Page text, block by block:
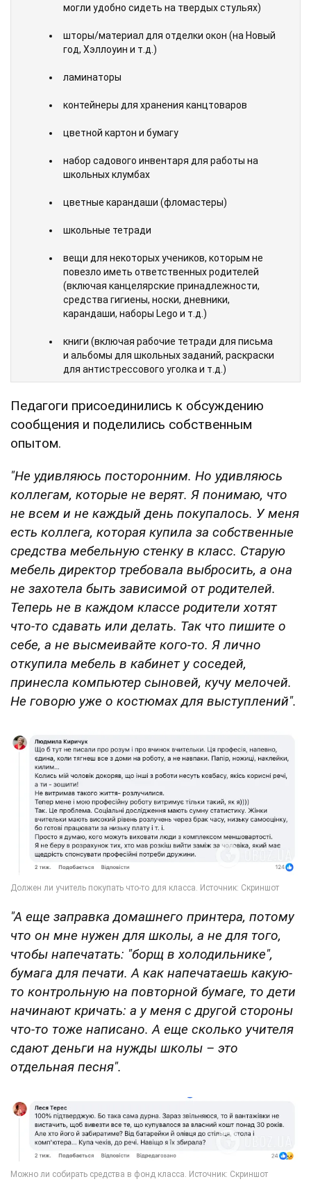
могли удобно сидеть на твердых стульях)
шторы/материал для отделки окон (на Новый
год, Хэллоуин и т.д.)
ламинаторы
контейнеры для хранения канцтоваров
цветной картон и бумагу
набор садового инвентаря для работы на
школьных клумбах
цветные карандаши (фломастеры)
школьные тетради
вещи для некоторых учеников, которым не
повезло иметь ответственных родителей
(включая канцелярские принадлежности,
средства гигиены, носки, дневники,
карандаши, наборы Lego и т.д.)
книги (включая рабочие тетради для письма
и альбомы для школьных заданий, раскраски
для антистрессового уголка и т.д.)
разнообразные призы
сотни страниц распечаток на уроки и на
праздники (поскольку у меня нет доступа к
школьным принтерам)
лампа
печенье, леденцы, кофе, сахар и чай
торты для детей, родители которых об этом
не позаботились, чтобы отпраздновать их
дни рождения
игрушки и игры для развития социальных
резинки для волос
макароны для создания художественного
шедевра
подарки и рождественские украшения
расходы на экскурсии нескольким ученикам
(потому что родители забыли дать деньги
своим детям)
трафареты
фрукты и другие закуски
печать фотографий
клеевой пистолет
бумага для скрапбукинга
декоративные ручки
бусины
воздушные шарики
блестки на танцпол.
Педагоги присоединились к обсуждению
сообщения и поделились собственным
опытом.
"Не удивляюсь посторонним. Но удивляюсь
коллегам, которые не верят. Я понимаю, что
не всем и не каждый день покупалось. У меня
есть коллега, которая купила за собственные
средства мебельную стенку в класс. Старую
мебель директор требовала выбросить, а она
не захотела быть зависимой от родителей.
Теперь не в каждом классе родители хотят
что-то сдавать или делать. Так что пишите о
себе, а не высмеивайте кого-то. Я лично
откупила мебель в кабинет у соседей,
принесла компьютер сыновей, кучу мелочей.
Не говорю уже о костюмах для выступлений".
"А еще заправка домашнего принтера, потому
что он мне нужен для школы, а не для того,
чтобы напечатать: "борщ в холодильнике",
бумага для печати. А как напечатаешь какую-
то контрольную на повторной бумаге, то дети
начинают кричать: а у меня с другой стороны
что-то тоже написано. А еще сколько учителя
сдают деньги на нужды школы – это
отдельная песня".